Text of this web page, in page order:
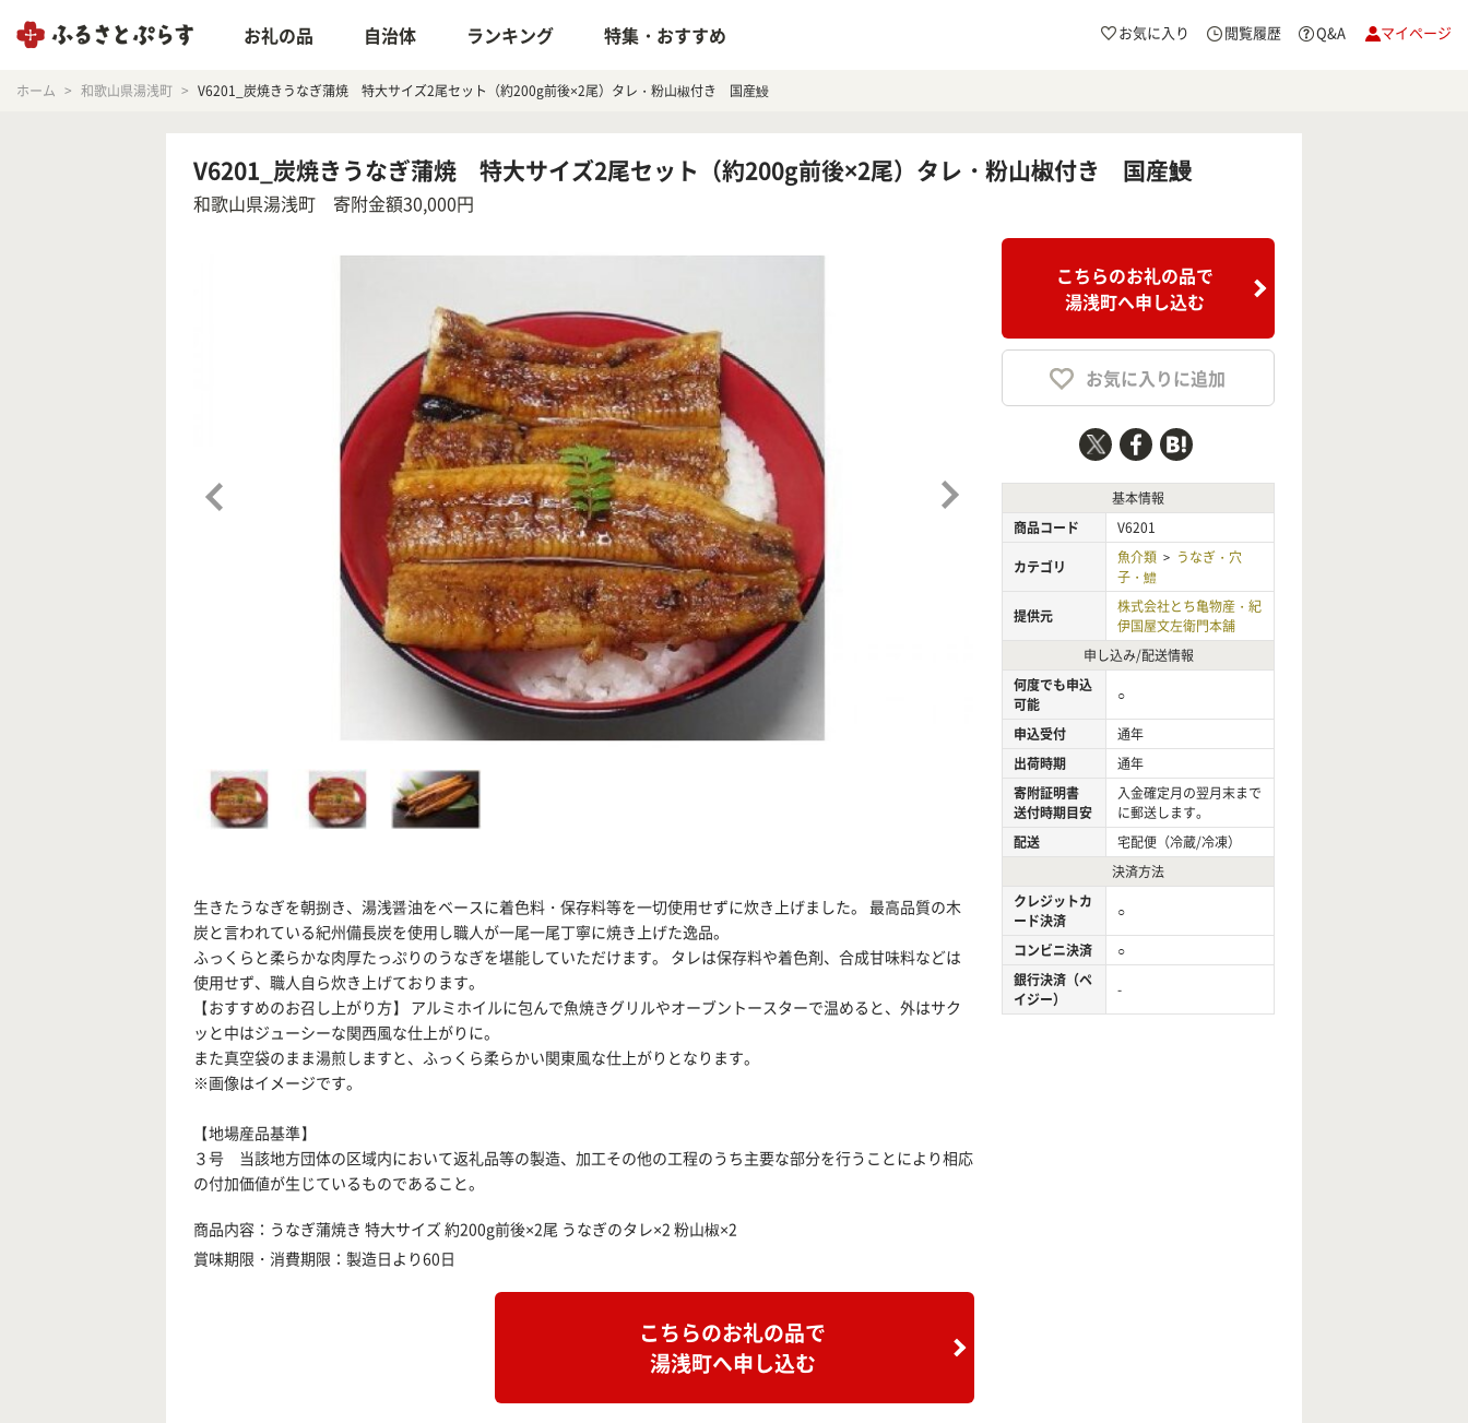
お礼の品 自治体 ランキング 特集・おすすめ お気に入り 閲覧履歴 Q&A マイページ
ホーム 和歌山県湯浅町 V6201_炭焼きうなぎ蒲焼 特大サイズ2尾セット（約200g前後×2尾）タレ・粉山椒付き 国産鰻
V6201_炭焼きうなぎ蒲焼 特大サイズ2尾セット（約200g前後×2尾）タレ・粉山椒付き 国産鰻
和歌山県湯浅町 寄附金額30,000円
生きたうなぎを朝捌き、湯浅醤油をベースに着色料・保存料等を一切使用せずに炊き上げました。 最高品質の木
炭と言われている紀州備長炭を使用し職人が一尾一尾丁寧に焼き上げた逸品。
ふっくらと柔らかな肉厚たっぷりのうなぎを堪能していただけます。 タレは保存料や着色剤、合成甘味料などは
使用せず、職人自ら炊き上げております。
【おすすめのお召し上がり方】 アルミホイルに包んで魚焼きグリルやオーブントースターで温めると、外はサク
ッと中はジューシーな関西風な仕上がりに。
また真空袋のまま湯煎しますと、ふっくら柔らかい関東風な仕上がりとなります。
※画像はイメージです。
【地場産品基準】
３号 当該地方団体の区域内において返礼品等の製造、加工その他の工程のうち主要な部分を行うことにより相応
の付加価値が生じているものであること。
商品内容：うなぎ蒲焼き 特大サイズ 約200g前後×2尾 うなぎのタレ×2 粉山椒×2
賞味期限・消費期限：製造日より60日
こちらのお礼の品で
湯浅町へ申し込む
お気に入りに追加
基本情報
商品コード
V6201
カテゴリ
魚介類 > うなぎ・穴
子・鱧
提供元
株式会社とち亀物産・紀
伊国屋文左衛門本舗
申し込み/配送情報
何度でも申込
可能
○
申込受付
通年
出荷時期
通年
寄附証明書
送付時期目安
入金確定月の翌月末まで
に郵送します。
配送
宅配便（冷蔵/冷凍）
決済方法
クレジットカ
ード決済
○
コンビニ決済
○
銀行決済（ペ
イジー）
-
こちらのお礼の品で
湯浅町へ申し込む